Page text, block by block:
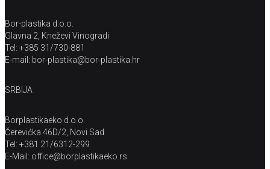
Bor-plastika d.o.o.
Glavna 2, Kneževi Vinogradi
Tel: +385 31/730-881
E-mail: bor-plastika@bor-plastika.hr
SRBIJA
Borplastikaeko d.o.o.
Čerevićka 46D/2, Novi Sad
Tel: +381 21/6312-299
E-Mail: office@borplastikaeko.rs